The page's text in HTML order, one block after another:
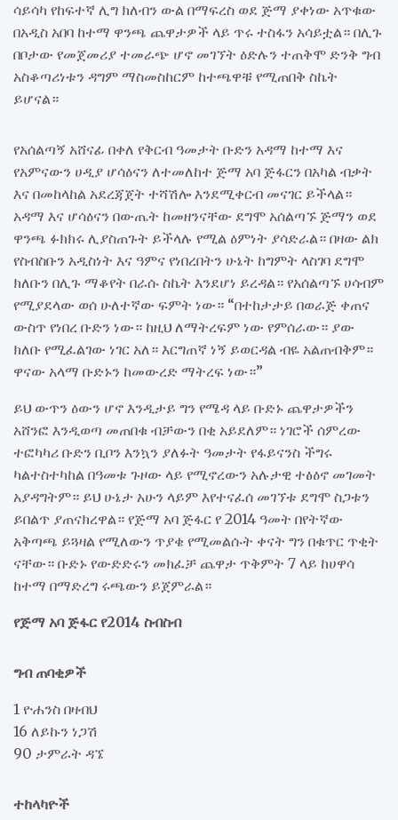
ሳይሳካ የከፍተኛ ሊግ ክለብን ውል በማፍረስ ወደ ጅማ ያቀነው አጥቁው
በአዲስ አበባ ከተማ ዋንጫ ጨዋታዎች ላይ ጥሩ ተስፋን አሳይቷል። በሊጉ
በቦታው የመጀመሪያ ተመራጭ ሆኖ መገኘት ዕድሉን ተጠቅሞ ድንቅ ግብ
አስቆጣሪነቱን ዳግም ማስመስከርም ከተጫዋቹ የሚጠበቅ ስኬት
ይሆናል።
የአሰልጣኝ አሸናፊ በቀለ የቅርብ ዓመታት ቡድን አዳማ ከተማ እና
የአምናውን ሀዲያ ሆሳዕናን ለተመለከተ ጅማ አባ ጅፋርን በአካል ብቃት
እና በመከላከል አደረጃጀት ተሻሽሎ እንደሚቀርብ መናገር ይችላል።
አዳማ እና ሆሳዕናን በውጤት ከመዘንናቸው ደግሞ አሰልጣኙ ጅማን ወደ
ዋንጫ ፉክክሩ ሊያስጠጉት ይችላሉ የሚል ዕምነት ያሳድራል። በዛው ልክ
የስብስቡን አዲስነት እና ዓምና የነበረበትን ሁኔት ከግምት ላስገባ ደግሞ
ክለቡን በሊጉ ማቆየት በራሱ ስኬት እንደሆነ ይረዳል። የአሰልጣኙ ሀሳብም
የሚያደላው ወሰ ሁለተኛው ፍምት ነው። “በተከታታይ በወራጅ ቀጠና
ውስጥ የነበረ ቡድን ነው። ከዚህ ለማትረፍም ነው የምሰራው። ያው
ክለቡ የሚፈልገው ነገር አለ። እርግጠኛ ነኝ ይወርዳል ብዬ አልጠብቅም።
ዋናው አላማ ቡድኑን ከመውረድ ማትረፍ ነው።”
ይህ ውጥን ዕውን ሆኖ እንዲታይ ግን የሜዳ ላይ ቡድኑ ጨዋታዎችን
አሸንፎ እንዲወጣ መጠበቁ ብቻውን በቂ አይደለም። ነገሮች ሰምረው
ተፎካካሪ ቡድን ቢቦን እንኳን ያለፉት ዓመታት የፋይናንስ ችግሩ
ካልተስተካከል በዓመቱ ጉዞው ላይ የሚኖረውን አሉታዊ ተፅዕኖ መገመት
አያዳግትም። ይህ ሁኔታ አሁን ላይም እየተናፈሰ መገኘቱ ደግሞ ስጋቱን
ይበልጥ ያጠናክረዋል። የጅማ አባ ጅፋር የ 2014 ዓመት በየትኛው
አቅጣጫ ይጓዛል የሚለውን ጥያቄ የሚመልሱት ቀናት ግን በቁጥር ጥቂት
ናቸው። ቡድኑ የውድድሩን መክፈቻ ጨዋታ ጥቅምት 7 ላይ ከሀዋሳ
ከተማ በማድረግ ሩጫውን ይጀምራል።
የጅማ አባ ጅፋር የ2014 ስብስብ
ግብ ጠባቂዎች
1 ዮሐንስ በዛብህ
16 ለይኩን ነጋሽ
90 ታምራት ዳኜ
ተከላካዮች